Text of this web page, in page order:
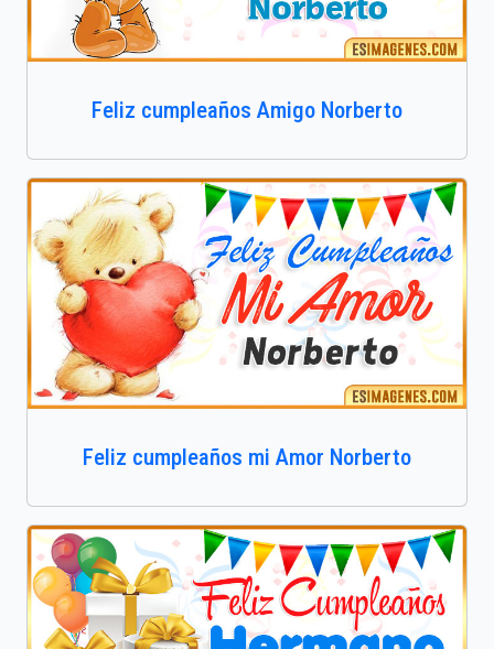
Feliz cumpleaños Amigo Norberto
Feliz cumpleaños mi Amor Norberto